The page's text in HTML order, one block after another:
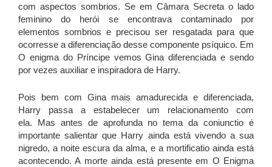
com aspectos sombrios. Se em Câmara Secreta o lado
feminino do herói se encontrava contaminado por
elementos sombrios e precisou ser resgatada para que
ocorresse a diferenciação desse componente psíquico. Em
O enigma do Príncipe vemos Gina diferenciada e sendo
por vezes auxiliar e inspiradora de Harry.
Pois bem com Gina mais amadurecida e diferenciada,
Harry passa a estabelecer um relacionamento com
ela. Mas antes de aprofunda no tema da coniunctio é
importante salientar que Harry ainda está vivendo a sua
nigredo, a noite escura da alma, e a mortificatio ainda está
acontecendo. A morte ainda está presente em O Enigma